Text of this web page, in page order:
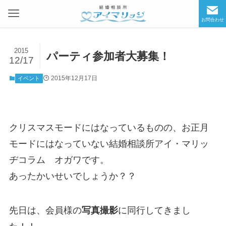
お問合わせ
パーティ参加者大募集！
2015
12/17
イベント 2015年12月17日
クリスマスモードにはなっているものの、お正月
モードにはなっていない結婚相談所アイ・マリッ
ヂコラム オガワです。
あったかいせいでしょうか？？
先日は、会員様の写真撮影に同行してきまし